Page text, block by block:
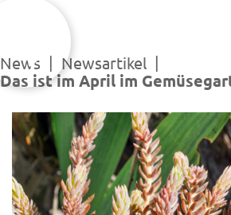
News | Newsartikel |
Das ist im April im